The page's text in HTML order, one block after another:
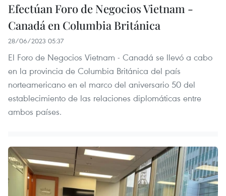
Efectúan Foro de Negocios Vietnam -
Canadá en Columbia Británica
28/06/2023 05:37
El Foro de Negocios Vietnam - Canadá se llevó a cabo
en la provincia de Columbia Británica del país
norteamericano en el marco del aniversario 50 del
establecimiento de las relaciones diplomáticas entre
ambos países.